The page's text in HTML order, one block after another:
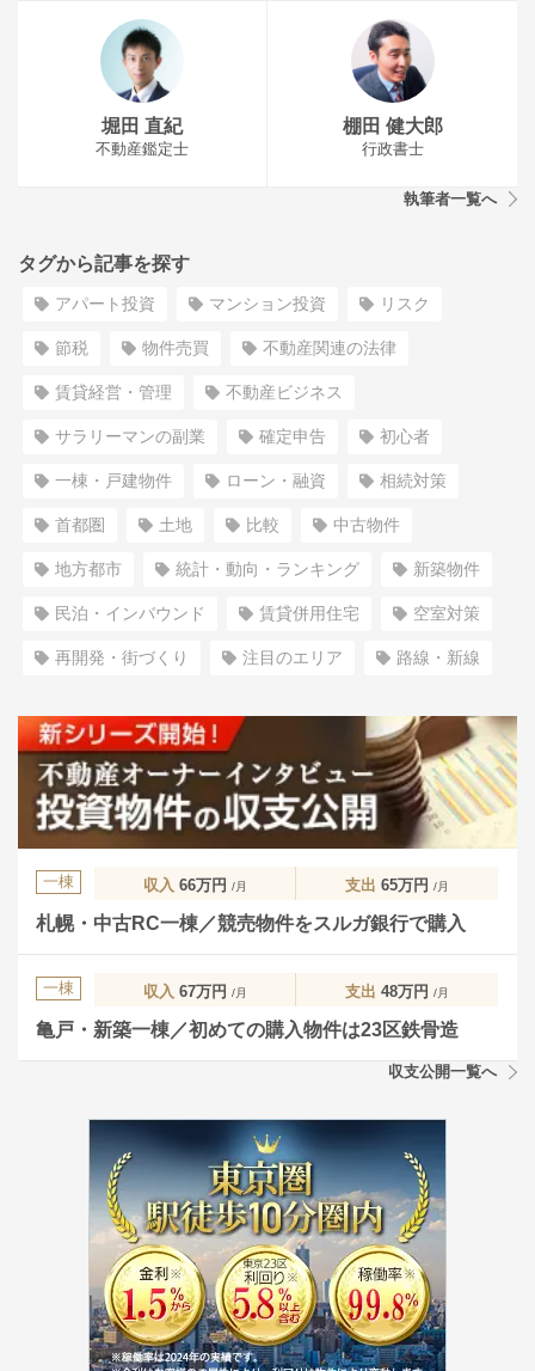
堀田 直紀
不動産鑑定士
棚田 健大郎
行政書士
執筆者一覧へ
タグから記事を探す
アパート投資 マンション投資 リスク
節税 物件売買 不動産関連の法律
賃貸経営・管理 不動産ビジネス
サラリーマンの副業 確定申告 初心者
一棟・戸建物件 ローン・融資 相続対策
首都圏 土地 比較 中古物件
地方都市 統計・動向・ランキング 新築物件
民泊・インバウンド 賃貸併用住宅 空室対策
再開発・街づくり 注目のエリア 路線・新線
一棟 収入 66万円 /月 支出 65万円 /月
札幌・中古RC一棟／競売物件をスルガ銀行で購入
一棟 収入 67万円 /月 支出 48万円 /月
亀戸・新築一棟／初めての購入物件は23区鉄骨造
収支公開一覧へ